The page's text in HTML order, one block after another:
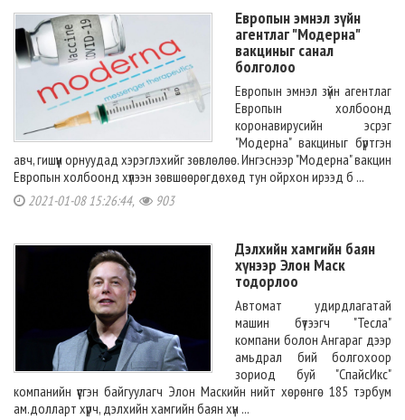
Европын эмнэл зүйн
агентлаг "Модерна"
вакциныг санал
болголоо
Европын эмнэл зүйн агентлаг
Европын холбоонд
коронавирусийн эсрэг
"Модерна" вакциныг бүртгэн
авч, гишүүн орнуудад хэрэглэхийг зөвлөлөө. Ингэснээр "Модерна" вакцин
Европын холбоонд хүлээн зөвшөөрөгдөхөд тун ойрхон ирээд б ...
2021-01-08 15:26:44, 903
Дэлхийн хамгийн баян
хүнээр Элон Маск
тодорлоо
Автомат удирдлагатай
машин бүтээгч "Тесла"
компани болон Ангараг дээр
амьдрал бий болгохоор
зориод буй "СпайсИкс"
компанийн үүсгэн байгуулагч Элон Маскийн нийт хөрөнгө 185 тэрбум
ам.долларт хүрч, дэлхийн хамгийн баян хүн ...